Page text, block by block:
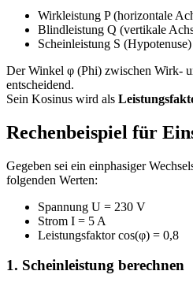
Wirkleistung P (horizontale
Blindleistung Q (vertikale
Scheinleistung S (Hypotenuse)
Der Winkel φ (Phi) zwischen Wirk-
entscheidend.
Sein Kosinus wird als
Rechenbeispiel für
Gegeben sei ein einphasiger
folgenden Werten:
Spannung U = 230 V
Strom I = 5 A
Leistungsfaktor cos(φ) = 0,8
1. Scheinleistung berechnen